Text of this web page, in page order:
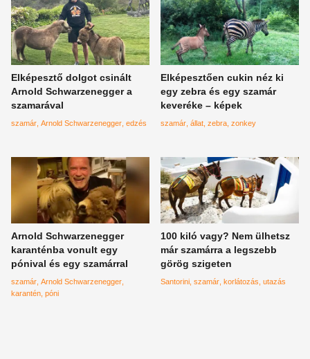
Elképesztő dolgot csinált
Arnold Schwarzenegger a
szamarával
szamár Arnold Schwarzenegger edzés
Elképesztően cukin néz ki
egy zebra és egy szamár
keveréke – képek
szamár állat zebra zonkey
Arnold Schwarzenegger
karanténba vonult egy
pónival és egy szamárral
szamár Arnold Schwarzenegger
karantén póni
100 kiló vagy? Nem ülhetsz
már szamárra a legszebb
görög szigeten
Santorini szamár korlátozás utazás